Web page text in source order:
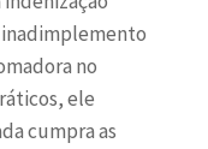
no
ele
cumpra as